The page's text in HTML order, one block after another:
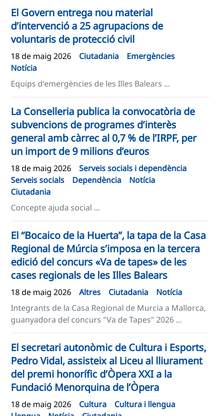
El Govern entrega nou material
d’intervenció a 25 agrupacions de
voluntaris de protecció civil
18 de maig 2026 Ciutadania
Emergències
Notícia
Equips d'emergències de les Illes Balears ...
La Conselleria publica la convocatòria de
subvencions de programes d’interès
general amb càrrec al 0,7 % de l’IRPF, per
un import de 9 milions d’euros
18 de maig 2026
Serveis socials i dependència
Serveis socials
Dependència
Notícia
Ciutadania
Concepte ajuda social ...
El “Bocaico de la Huerta”, la tapa de la Casa
Regional de Múrcia s’imposa en la tercera
edició del concurs «Va de tapes» de les
cases regionals de les Illes Balears
18 de maig 2026 Altres Ciutadania
Notícia
Integrants de la Casa Regional de Murcia a Mallorca,
guanyadora del concurs "Va de Tapes" 2026 ...
El secretari autonòmic de Cultura i Esports,
Pedro Vidal, assisteix al Liceu al lliurament
del premi honorífic d’Òpera XXI a la
Fundació Menorquina de l’Òpera
18 de maig 2026 Cultura
Cultura i llengua